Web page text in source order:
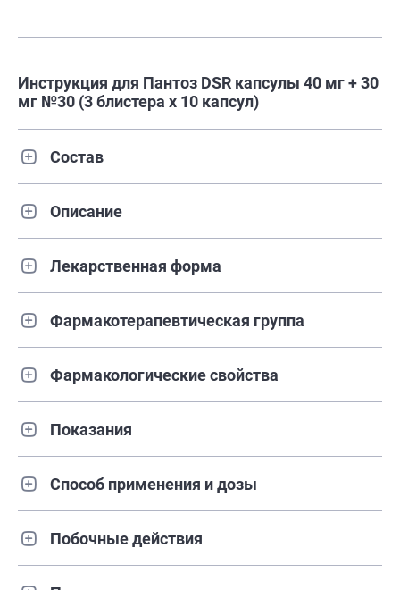
Инструкция для Пантоз DSR капсулы 40 мг + 30
мг №30 (3 блистера х 10 капсул)
Состав
Описание
Лекарственная форма
Фармакотерапевтическая группа
Фармакологические свойства
Показания
Способ применения и дозы
Побочные действия